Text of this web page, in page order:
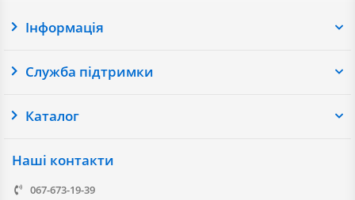
Інформація
Служба підтримки
Каталог
Наші контакти
067-673-19-39